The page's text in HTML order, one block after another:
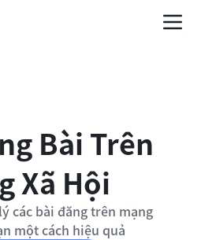
Bài Trên
Xã Hội
các bài đăng trên mạng
một cách hiệu quả